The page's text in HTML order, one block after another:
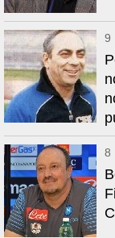
9
8